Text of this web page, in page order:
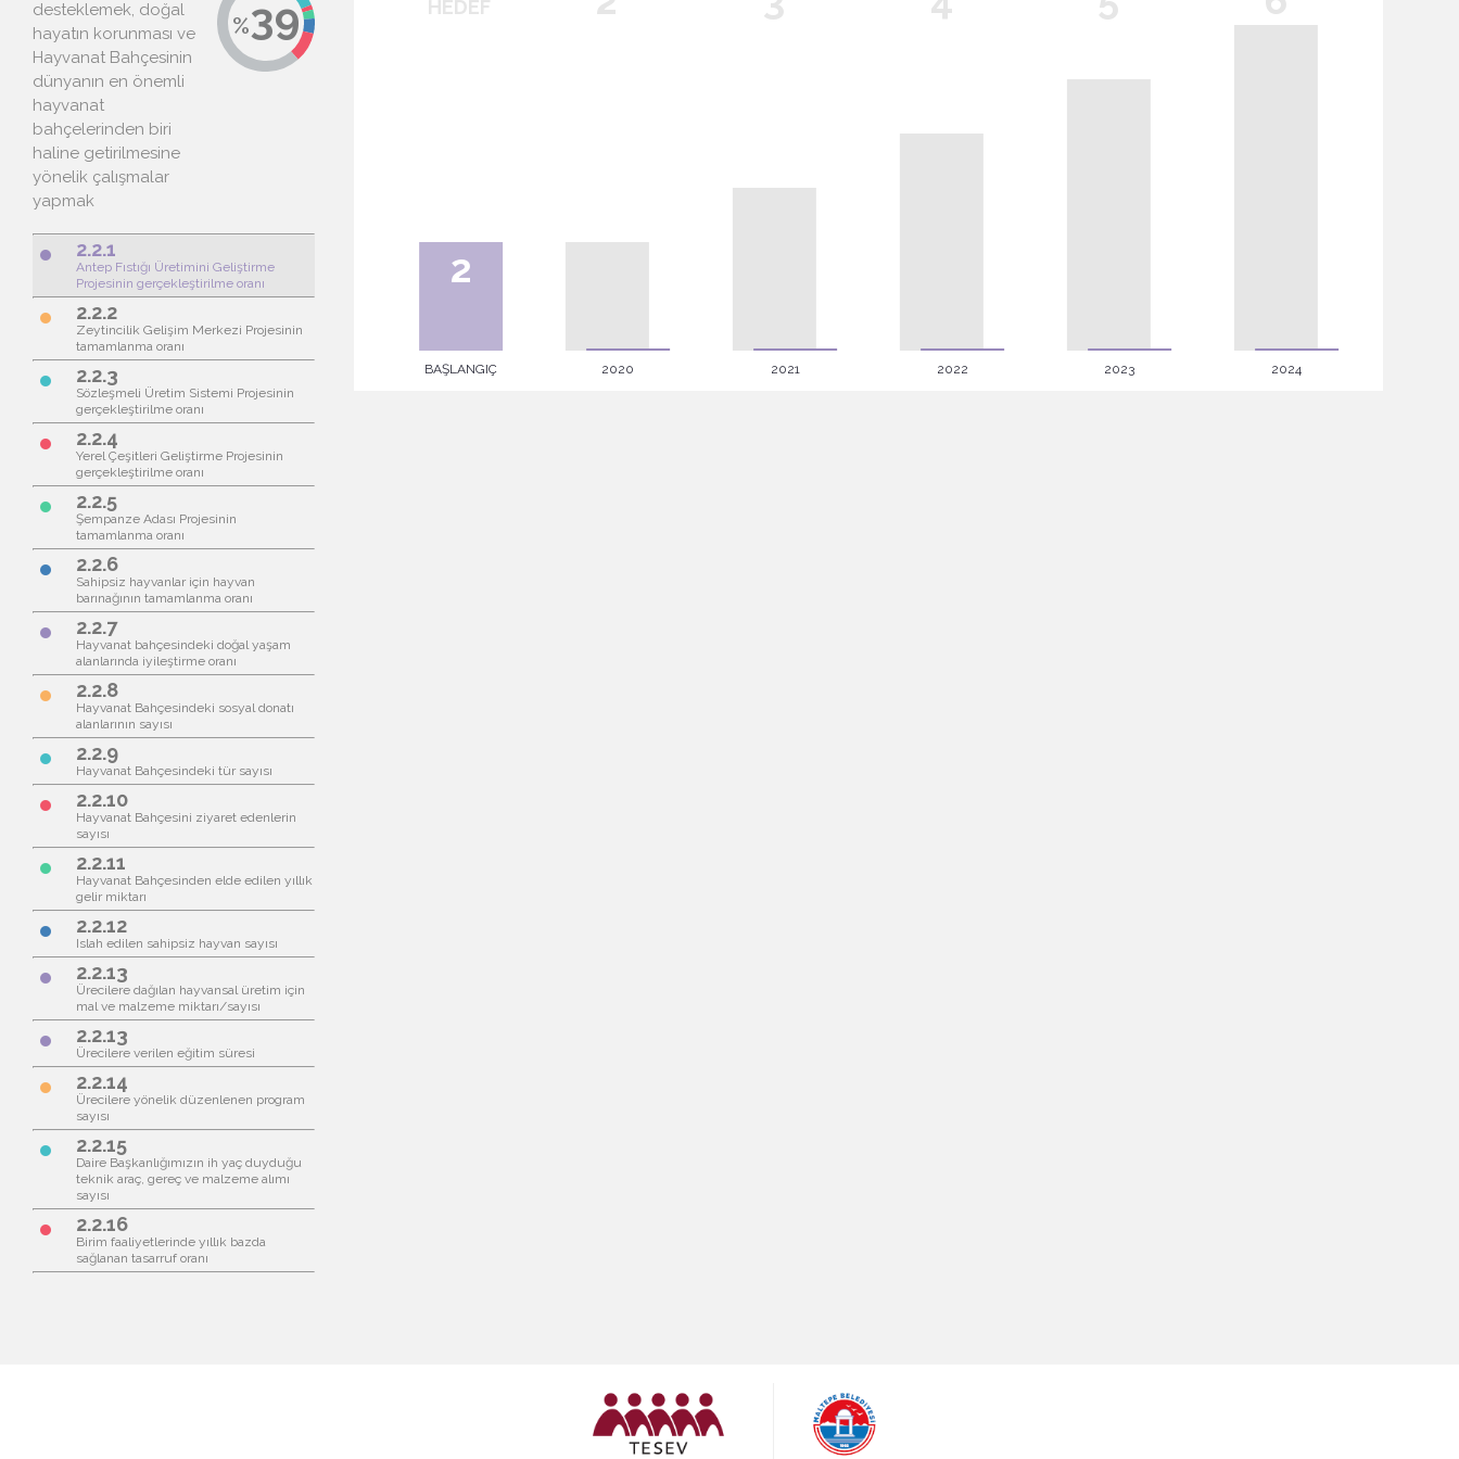
desteklemek, doğal
hayatın korunması ve
Hayvanat Bahçesinin
dünyanın en önemli
hayvanat
bahçelerinden biri
haline getirilmesine
yönelik çalışmalar
yapmak
brightness_1 2.2.1
Antep Fıstığı Üretimini Geliştirme
Projesinin gerçekleştirilme oranı
brightness_1 2.2.2
Zeytincilik Gelişim Merkezi Projesinin
tamamlanma oranı
brightness_1 2.2.3
Sözleşmeli Üretim Sistemi Projesinin
gerçekleştirilme oranı
brightness_1 2.2.4
Yerel Çeşitleri Geliştirme Projesinin
gerçekleştirilme oranı
brightness_1 2.2.5
Şempanze Adası Projesinin
tamamlanma oranı
brightness_1 2.2.6
Sahipsiz hayvanlar için hayvan
barınağının tamamlanma oranı
brightness_1 2.2.7
Hayvanat bahçesindeki doğal yaşam
alanlarında iyileştirme oranı
brightness_1 2.2.8
Hayvanat Bahçesindeki sosyal donatı
alanlarının sayısı
brightness_1 2.2.9
Hayvanat Bahçesindeki tür sayısı
brightness_1 2.2.10
Hayvanat Bahçesini ziyaret edenlerin
sayısı
brightness_1 2.2.11
Hayvanat Bahçesinden elde edilen yıllık
gelir miktarı
brightness_1 2.2.12
Islah edilen sahipsiz hayvan sayısı
brightness_1 2.2.13
Ürecilere dağılan hayvansal üretim için
mal ve malzeme miktarı/sayısı
brightness_1 2.2.13
Ürecilere verilen eğitim süresi
brightness_1 2.2.14
Ürecilere yönelik düzenlenen program
sayısı
brightness_1 2.2.15
Daire Başkanlığımızın ih yaç duyduğu
teknik araç, gereç ve malzeme alımı
sayısı
brightness_1 2.2.16
Birim faaliyetlerinde yıllık bazda
sağlanan tasarruf oranı